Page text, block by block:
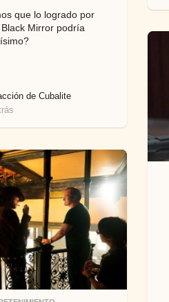
que lo logrado por
Mirror podría
de Cubalite
o
s
a
t
r
á